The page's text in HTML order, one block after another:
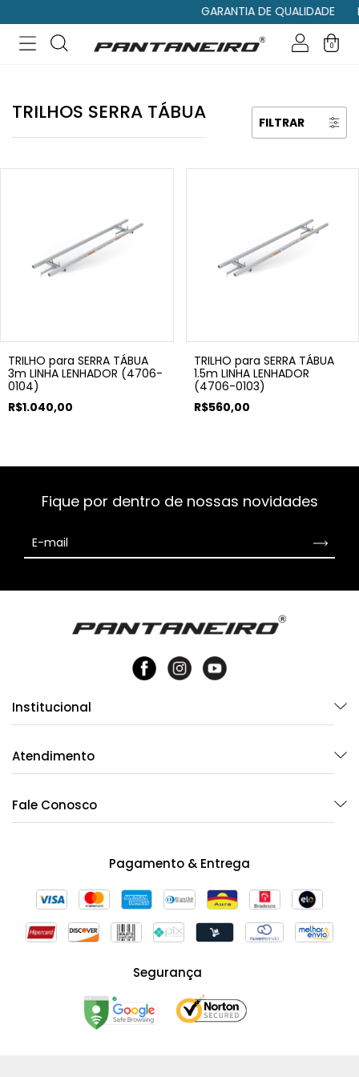
GARANTIA DE QUALIDADE
0
TRILHOS SERRA TÁBUA FILTRAR
TRILHO para SERRA TÁBUA
3m LINHA LENHADOR (4706-
0104)
R$1.040,00
TRILHO para SERRA TÁBUA
1.5m LINHA LENHADOR
(4706-0103)
R$560,00
Fique por dentro de nossas novidades
Institucional
Atendimento
Fale Conosco
Pagamento & Entrega
Segurança